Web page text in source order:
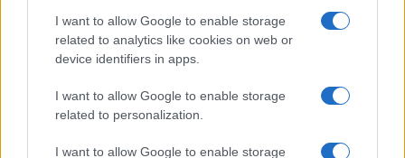
I want to allow Google to enable storage
related to analytics like cookies on web or
device identifiers in apps.
I want to allow Google to enable storage
related to personalization.
I want to allow Google to enable storage
που μέχρι πριν μερικές δεκαετίες υστερούσε σημαντικά στον
αεροδιαστημικό τομέα.
Trusted Member